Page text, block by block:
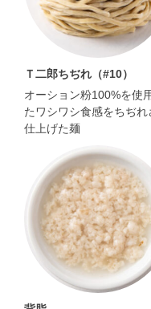
Ｔ二郎ちぢれ（#10）
オーション粉100%を使
たワシワシ食感をちぢれ
仕上げた麺